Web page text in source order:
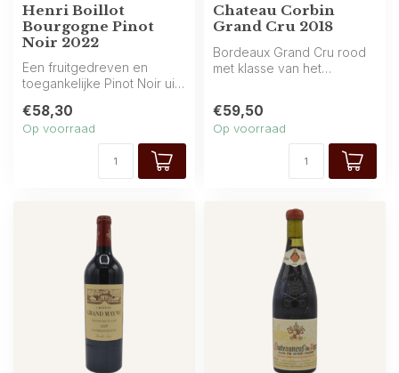
Henri Boillot
Bourgogne Pinot
Noir 2022
Een fruitgedreven en
toegankelijke Pinot Noir uit
Boillot. K...
€58,30
Op voorraad
Chateau Corbin
Grand Cru 2018
Bordeaux Grand Cru rood
met klasse van het
€59,50
Op voorraad